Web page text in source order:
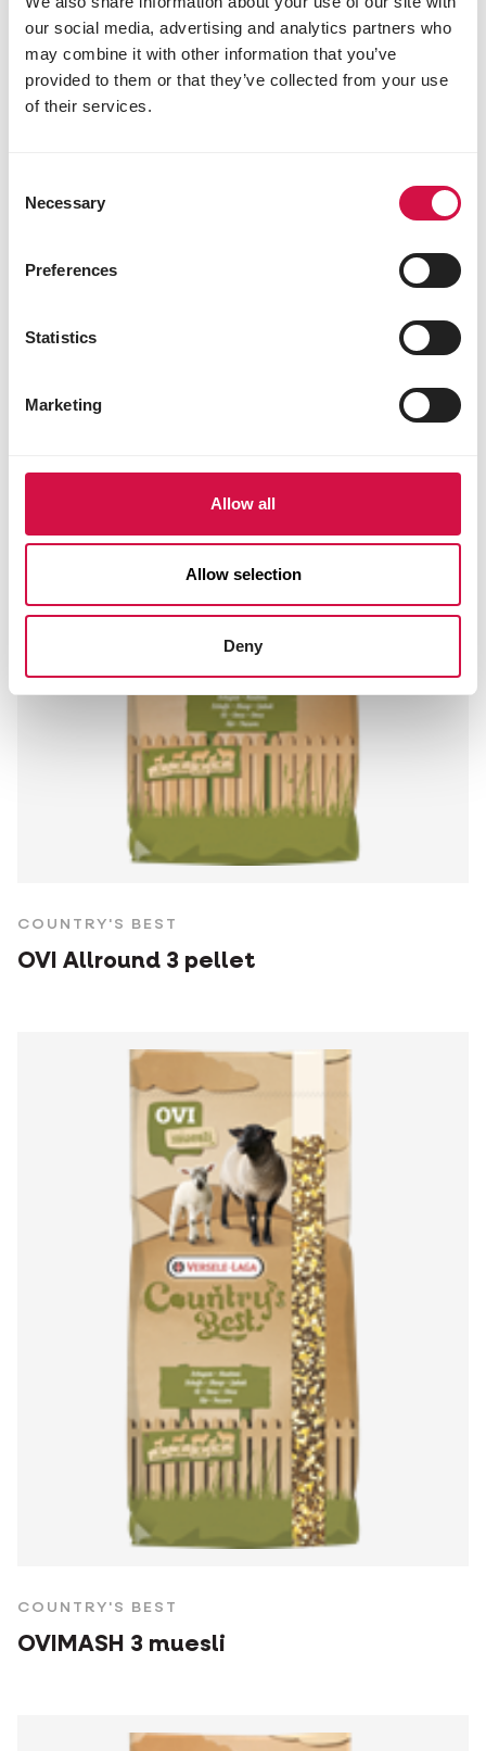
our social media, advertising and analytics partners who
may combine it with other information that you’ve
provided to them or that they’ve collected from your use
of their services.
Selection
Necessary
Preferences
Statistics
Marketing
Allow all
Allow selection
Deny
3b502 mangaan (mangaan(II)oxide) 45 mg
3b603 zink (zinkoxide) 95 mg
3b801 selenium (natriumseleniet) 0,20 mg
Technologische toevoegingsmiddelen
Andere bezoekers bekeken ook:
COUNTRY'S BEST
OVI Allround 3 pellet
COUNTRY'S BEST
OVIMASH 3 muesli